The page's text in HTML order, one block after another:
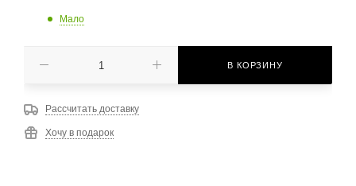
Мало
В КОРЗИНУ
Рассчитать доставку
Хочу в подарок